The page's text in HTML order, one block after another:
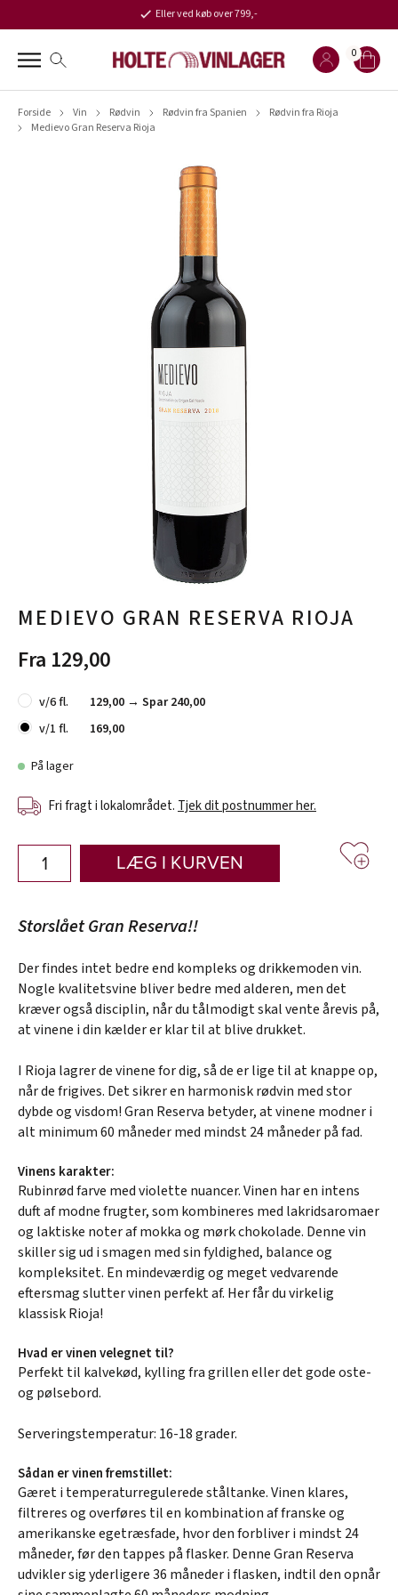
Eller ved køb over 799,-
0
Forside Vin Rødvin Rødvin fra Spanien
Rødvin fra Rioja
Medievo Gran Reserva Rioja
MEDIEVO GRAN RESERVA RIOJA
Fra 129,00
v/6 fl. 129,00 → Spar 240,00
v/1 fl.
169,00
På lager
Fri fragt i lokalområdet. Tjek dit postnummer her.
LÆG I KURVEN
Storslået Gran Reserva!!
Der findes intet bedre end kompleks og drikkemoden vin.
Nogle kvalitetsvine bliver bedre med alderen, men det
kræver også disciplin, når du tålmodigt skal vente årevis på,
at vinene i din kælder er klar til at blive drukket.
I Rioja lagrer de vinene for dig, så de er lige til at knappe op,
når de frigives. Det sikrer en harmonisk rødvin med stor
dybde og visdom! Gran Reserva betyder, at vinene modner i
alt minimum 60 måneder med mindst 24 måneder på fad.
Vinens karakter:
Rubinrød farve med violette nuancer. Vinen har en intens
duft af modne frugter, som kombineres med lakridsaromaer
og laktiske noter af mokka og mørk chokolade. Denne vin
skiller sig ud i smagen med sin fyldighed, balance og
kompleksitet. En mindeværdig og meget vedvarende
eftersmag slutter vinen perfekt af. Her får du virkelig
klassisk Rioja!
Hvad er vinen velegnet til?
Perfekt til kalvekød, kylling fra grillen eller det gode oste-
og pølsebord.
Serveringstemperatur: 16-18 grader.
Sådan er vinen fremstillet:
Gæret i temperaturregulerede ståltanke. Vinen klares,
filtreres og overføres til en kombination af franske og
amerikanske egetræsfade, hvor den forbliver i mindst 24
måneder, før den tappes på flasker. Denne Gran Reserva
udvikler sig yderligere 36 måneder i flasken, indtil den opnår